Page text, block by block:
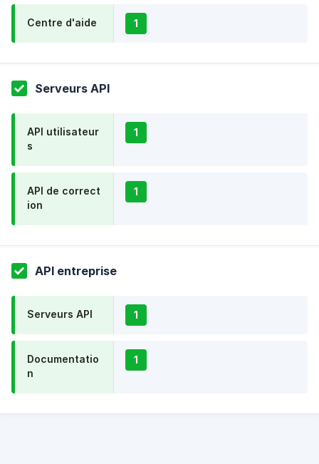
Centre d'aide 1
Serveurs API
API utilisateur
s
1
API de correct
ion
1
API entreprise
Serveurs API 1
Documentatio
n
1